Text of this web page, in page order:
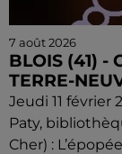
7 août 2026
BLOIS (41) -
TERRE-
Jeudi 11 février
Paty,
Cher) :